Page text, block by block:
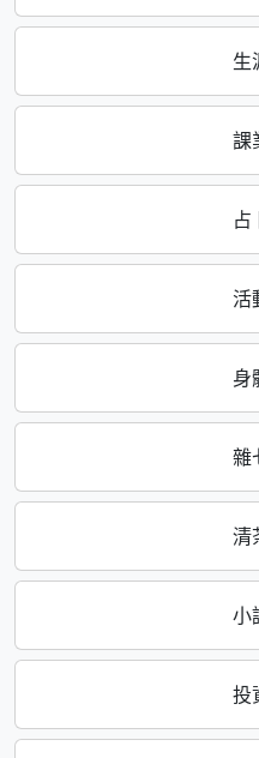
生
課
占
活
身
雜
清
小
投